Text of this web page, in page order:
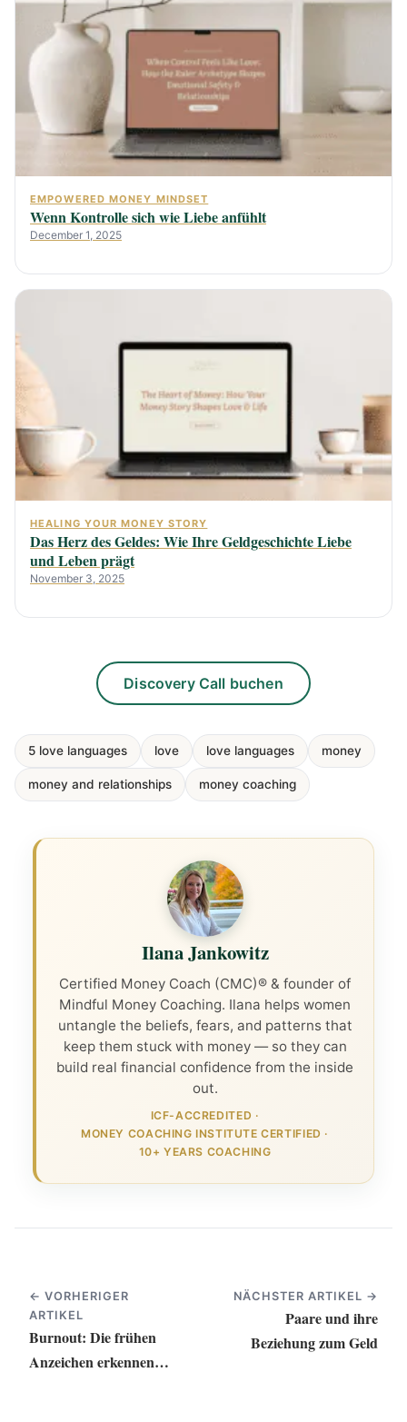
EMPOWERED MONEY MINDSET
Wenn Kontrolle sich wie Liebe anfühlt
December 1, 2025
HEALING YOUR MONEY STORY
Das Herz des Geldes: Wie Ihre Geldgeschichte Liebe
und Leben prägt
November 3, 2025
Discovery Call buchen
5 love languages love love languages money
money and relationships money coaching
Ilana Jankowitz
Certified Money Coach (CMC)® & founder of
Mindful Money Coaching. Ilana helps women
untangle the beliefs, fears, and patterns that
keep them stuck with money — so they can
build real financial confidence from the inside
out.
ICF-ACCREDITED ·
MONEY COACHING INSTITUTE CERTIFIED ·
10+ YEARS COACHING
← VORHERIGER
ARTIKEL
Burnout: Die frühen
Anzeichen erkennen
NÄCHSTER ARTIKEL →
Paare und ihre
Beziehung zum Geld